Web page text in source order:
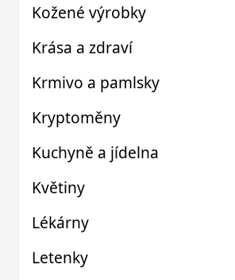
Kožené výrobky
Krása a zdraví
Krmivo a pamlsky
Kryptoměny
Kuchyně a jídelna
Květiny
Lékárny
Letenky